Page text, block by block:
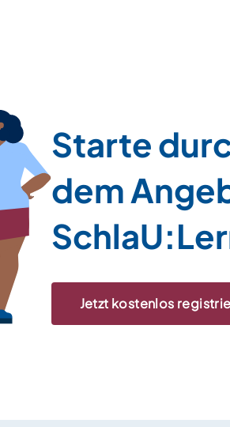
Starte
dem
Jetzt kostenlos